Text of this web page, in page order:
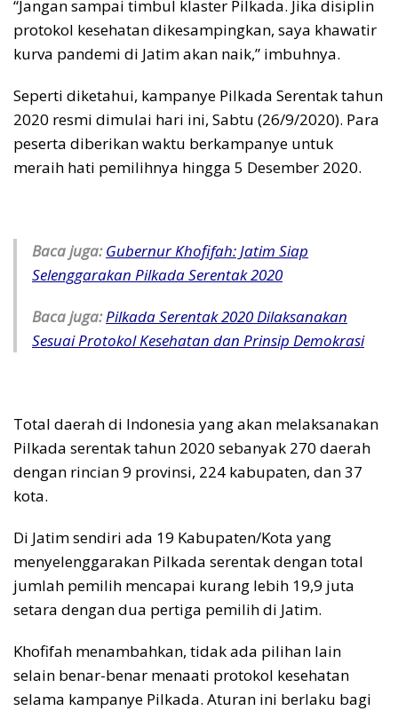
“Jangan sampai timbul klaster Pilkada. Jika disiplin
protokol kesehatan dikesampingkan, saya khawatir
kurva pandemi di Jatim akan naik,” imbuhnya.
Seperti diketahui, kampanye Pilkada Serentak tahun
2020 resmi dimulai hari ini, Sabtu (26/9/2020). Para
peserta diberikan waktu berkampanye untuk
meraih hati pemilihnya hingga 5 Desember 2020.
Baca juga: Gubernur Khofifah: Jatim Siap
Selenggarakan Pilkada Serentak 2020
Baca juga:Pilkada Serentak 2020 Dilaksanakan
Sesuai Protokol Kesehatan dan Prinsip Demokrasi
Total daerah di Indonesia yang akan melaksanakan
Pilkada serentak tahun 2020 sebanyak 270 daerah
dengan rincian 9 provinsi, 224 kabupaten, dan 37
kota.
Di Jatim sendiri ada 19 Kabupaten/Kota yang
menyelenggarakan Pilkada serentak dengan total
jumlah pemilih mencapai kurang lebih 19,9 juta
setara dengan dua pertiga pemilih di Jatim.
Khofifah menambahkan, tidak ada pilihan lain
selain benar-benar menaati protokol kesehatan
selama kampanye Pilkada. Aturan ini berlaku bagi